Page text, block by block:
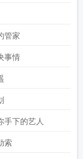
管家
事情
手下的艺人
索